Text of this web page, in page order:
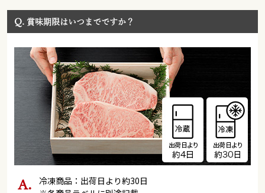
Q. 賞味期限はいつまでですか？
冷凍商品：出荷日より約30日